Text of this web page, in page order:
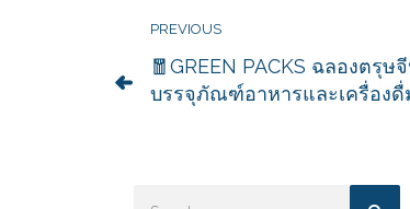
PREVIOUS
🧧GREEN PACKS ฉลองตรุ
บรรจุภัณฑ์อาหารและเครื่องดื่